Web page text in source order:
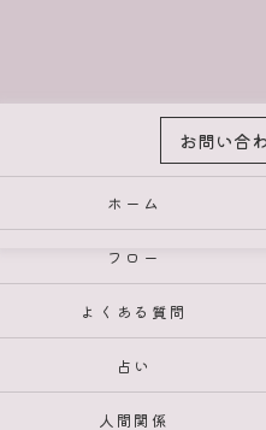
お問い合
ホーム
フロー
よくある質問
占い
人間関係